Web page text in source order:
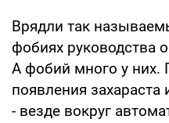
Врядли так
фобиях руководства
А фобий много у них.
появления
- везде вокруг